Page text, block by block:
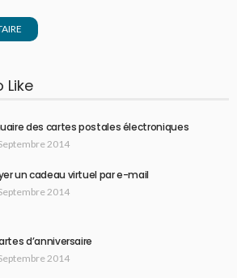
Like
des cartes postales électroniques
2014
un cadeau virtuel par e-mail
2014
d’anniversaire
2014